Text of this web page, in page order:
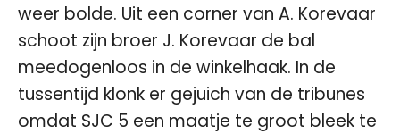
weer bolde. Uit een corner van A. Korevaar
schoot zijn broer J. Korevaar de bal
meedogenloos in de winkelhaak. In de
tussentijd klonk er gejuich van de tribunes
omdat SJC 5 een maatje te groot bleek te